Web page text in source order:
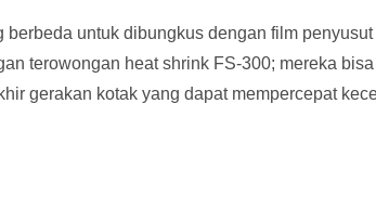
untuk dibungkus dengan film
terowongan heat shrink FS-300; mereka
gerakan kotak yang dapat mempercepat